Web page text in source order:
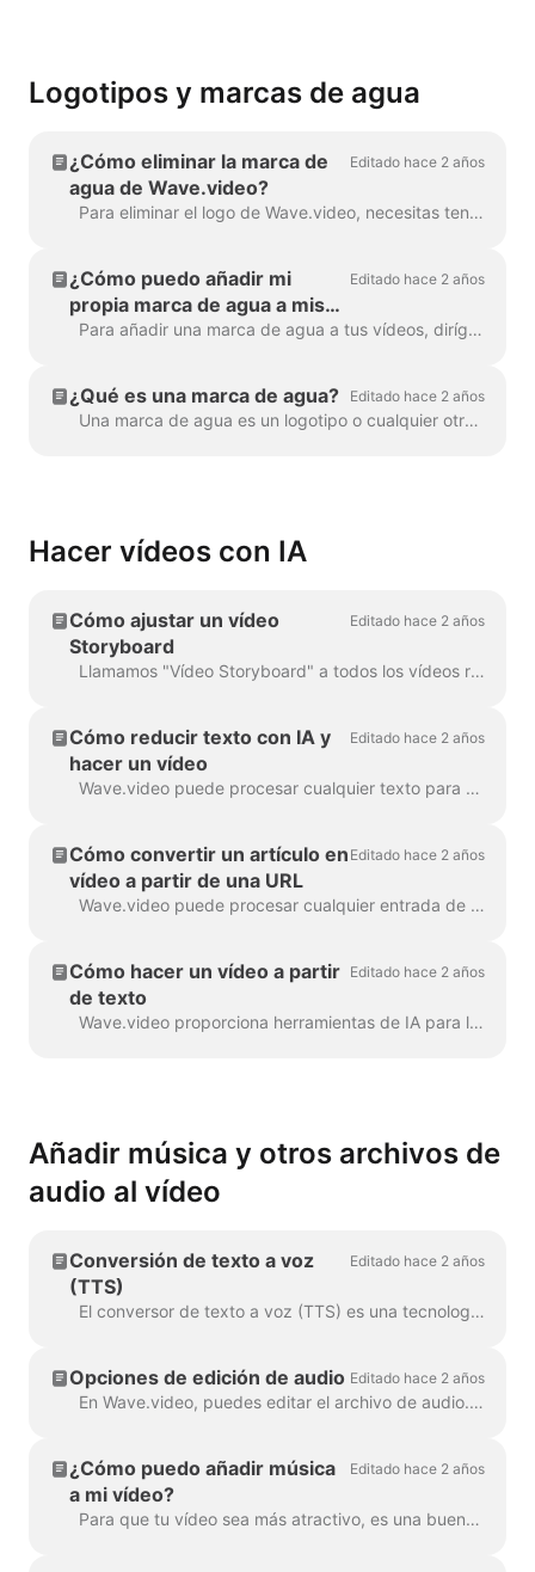
Logotipos y marcas de agua
¿Cómo eliminar la marca de
agua de Wave.video?
Editado hace 2 años
Para eliminar el logo de Wave.video, necesitas tener uno de nuestros planes. Puedes consultar todos los planes aquí . En 'Mis proyectos', haz clic en tres puntos para abrir Reproducir...
¿Cómo puedo añadir mi
propia marca de agua a mis
vídeos?
Editado hace 2 años
Para añadir una marca de agua a tus vídeos, dirígete al paso " Marca de agua " y sube la imagen que quieres que aparezca como marca de agua. Una vez...
¿Qué es una marca de agua? Editado hace 2 años
Una marca de agua es un logotipo o cualquier otro signo de marca que se muestra en todo el vídeo. Con la ayuda de la marca de agua, puedes marcar tus v...
Hacer vídeos con IA
Cómo ajustar un vídeo
Storyboard
Editado hace 2 años
Llamamos "Vídeo Storyboard" a todos los vídeos realizados a partir de un texto o de una entrada de blog, porque tienen un guión vinculado a las escenas concretas del vídeo. ...
Cómo reducir texto con IA y
hacer un vídeo
Editado hace 2 años
Wave.video puede procesar cualquier texto para hacer un vídeo que explique de qué se trata. Puede establecer la duración deseada y sintonizar el generador automátic...
Cómo convertir un artículo en
vídeo a partir de una URL
Editado hace 2 años
Wave.video puede procesar cualquier entrada de blog o un artículo a un vídeo de corta duración que cuenta brevemente lo que el texto se trataba. Utilizamos algoritmos de IA para extra...
Cómo hacer un vídeo a partir
de texto
Editado hace 2 años
Wave.video proporciona herramientas de IA para la creación automática de vídeos a partir del texto. Wave seleccionará los vídeos y la música relevantes para ti. El texto estará en...
Añadir música y otros archivos de
audio al vídeo
Conversión de texto a voz
(TTS)
Editado hace 2 años
El conversor de texto a voz (TTS) es una tecnología que descifra el texto digital y sintetiza el habla a partir de él utilizando una voz artificial. Cuando se trata...
Opciones de edición de audio Editado hace 2 años
En Wave.video, puedes editar el archivo de audio. Estas son las opciones de edición disponibles: Recortar el archivo de audio Cambiar su volumen Añadir un fundido de...
¿Cómo puedo añadir música
a mi vídeo?
Editado hace 2 años
Para que tu vídeo sea más atractivo, es una buena idea añadirle una pista de audio. Para añadir música o cualquier audio, haz clic en la pista de audio en la línea de tiempo ...